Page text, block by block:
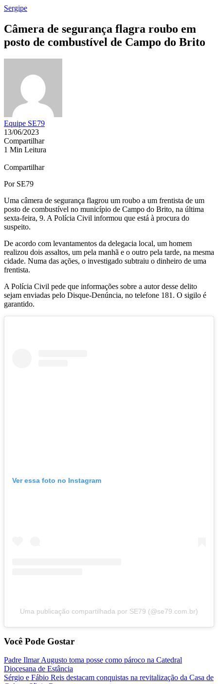
Sergipe
Câmera de segurança flagra roubo em
posto de combustível de Campo do Brito
Equipe SE79
13/06/2023
Compartilhar
1 Min Leitura
Compartilhar
Por SE79
Uma câmera de segurança flagrou um roubo a um frentista de um
posto de combustível no município de Campo do Brito, na última
sexta-feira, 9. A Polícia Civil informou que está à procura do
suspeito.
De acordo com levantamentos da delegacia local, um homem
realizou dois assaltos, um pela manhã e o outro pela tarde, na mesma
cidade. Numa das ações, o investigado subtraiu o dinheiro de uma
frentista.
A Polícia Civil pede que informações sobre a autor desse delito
sejam enviadas pelo Disque-Denúncia, no telefone 181. O sigilo é
garantido.
Ver essa foto no Instagram
Uma publicação compartilhada por SE79 (@se79.com.br)
Você Pode Gostar
Padre Ilmar Augusto toma posse como pároco na Catedral
Diocesana de Estância
Sérgio e Fábio Reis destacam conquistas na revitalização da Casa de